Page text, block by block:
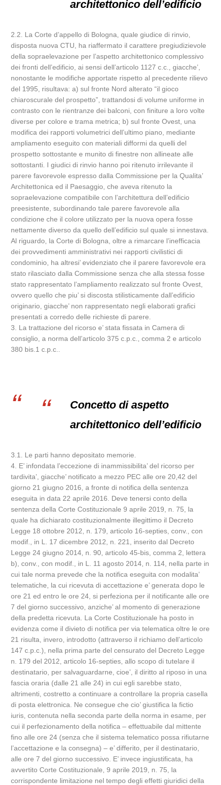
architettonico dell’edificio
2.2. La Corte d’appello di Bologna, quale giudice di rinvio,
disposta nuova CTU, ha riaffermato il carattere pregiudizievole
della sopraelevazione per l’aspetto architettonico complessivo
dei fronti dell’edificio, ai sensi dell’articolo 1127 c.c., giacche’,
nonostante le modifiche apportate rispetto al precedente rilievo
del 1995, risultava: a) sul fronte Nord alterato “il gioco
chiaroscurale del prospetto”, trattandosi di volume uniforme in
contrasto con le rientranze dei balconi, con finiture a loro volte
diverse per colore e trama metrica; b) sul fronte Ovest, una
modifica dei rapporti volumetrici dell’ultimo piano, mediante
ampliamento eseguito con materiali difformi da quelli del
prospetto sottostante e munito di finestre non allineate alle
sottostanti. I giudici di rinvio hanno poi ritenuto irrilevante il
parere favorevole espresso dalla Commissione per la Qualita’
Architettonica ed il Paesaggio, che aveva ritenuto la
sopraelevazione compatibile con l’architettura dell’edificio
preesistente, subordinando tale parere favorevole alla
condizione che il colore utilizzato per la nuova opera fosse
nettamente diverso da quello dell’edificio sul quale si innestava.
Al riguardo, la Corte di Bologna, oltre a rimarcare l’inefficacia
dei provvedimenti amministrativi nei rapporti civilistici di
condominio, ha altresi’ evidenziato che il parere favorevole era
stato rilasciato dalla Commissione senza che alla stessa fosse
stato rappresentato l’ampliamento realizzato sul fronte Ovest,
ovvero quello che piu’ si discosta stilisticamente dall’edificio
originario, giacche’ non rappresentato negli elaborati grafici
presentati a corredo delle richieste di parere.
3. La trattazione del ricorso e’ stata fissata in Camera di
consiglio, a norma dell’articolo 375 c.p.c., comma 2 e articolo
380 bis.1 c.p.c..
Concetto di aspetto
architettonico dell’edificio
3.1. Le parti hanno depositato memorie.
4. E’ infondata l’eccezione di inammissibilita’ del ricorso per
tardivita’, giacche’ notificato a mezzo PEC alle ore 20,42 del
giorno 21 giugno 2016, a fronte di notifica della sentenza
eseguita in data 22 aprile 2016. Deve tenersi conto della
sentenza della Corte Costituzionale 9 aprile 2019, n. 75, la
quale ha dichiarato costituzionalmente illegittimo il Decreto
Legge 18 ottobre 2012, n. 179, articolo 16-septies, conv., con
modif., in L. 17 dicembre 2012, n. 221, inserito dal Decreto
Legge 24 giugno 2014, n. 90, articolo 45-bis, comma 2, lettera
b), conv., con modif., in L. 11 agosto 2014, n. 114, nella parte in
cui tale norma prevede che la notifica eseguita con modalita’
telematiche, la cui ricevuta di accettazione e’ generata dopo le
ore 21 ed entro le ore 24, si perfeziona per il notificante alle ore
7 del giorno successivo, anziche’ al momento di generazione
della predetta ricevuta. La Corte Costituzionale ha posto in
evidenza come il divieto di notifica per via telematica oltre le ore
21 risulta, invero, introdotto (attraverso il richiamo dell’articolo
147 c.p.c.), nella prima parte del censurato del Decreto Legge
n. 179 del 2012, articolo 16-septies, allo scopo di tutelare il
destinatario, per salvaguardarne, cioe’, il diritto al riposo in una
fascia oraria (dalle 21 alle 24) in cui egli sarebbe stato,
altrimenti, costretto a continuare a controllare la propria casella
di posta elettronica. Ne consegue che cio’ giustifica la fictio
iuris, contenuta nella seconda parte della norma in esame, per
cui il perfezionamento della notifica – effettuabile dal mittente
fino alle ore 24 (senza che il sistema telematico possa rifiutarne
l’accettazione e la consegna) – e’ differito, per il destinatario,
alle ore 7 del giorno successivo. E’ invece ingiustificata, ha
avvertito Corte Costituzionale, 9 aprile 2019, n. 75, la
corrispondente limitazione nel tempo degli effetti giuridici della